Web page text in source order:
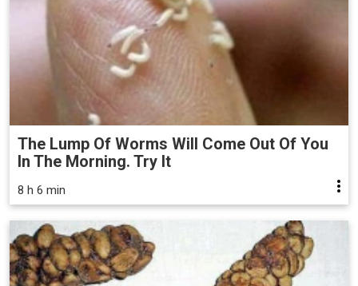
The Lump Of Worms Will Come Out Of You
In The Morning. Try It
8 h 6 min